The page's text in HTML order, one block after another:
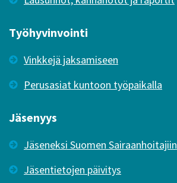
Työhyvinvointi
Vinkkejä jaksamiseen
Perusasiat kuntoon työpaikalla
Jäsenyys
Jäseneksi Suomen Sairaanhoitajiin
Jäsentietojen päivitys